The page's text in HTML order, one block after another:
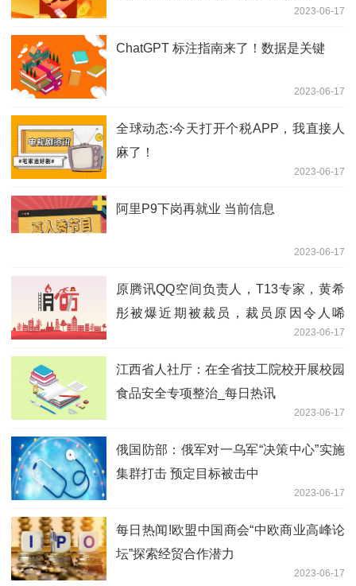
2023-06-17
ChatGPT 标注指南来了！数据是关键
2023-06-17
全球动态:今天打开个税APP，我直接人
麻了！
2023-06-17
阿里P9下岗再就业 当前信息
2023-06-17
原腾讯QQ空间负责人，T13专家，黄希
彤被爆近期被裁员，裁员原因令人唏
2023-06-17
江西省人社厅：在全省技工院校开展校园
食品安全专项整治_每日热讯
2023-06-17
俄国防部：俄军对一乌军“决策中心”实施
集群打击 预定目标被击中
2023-06-17
每日热闻!欧盟中国商会“中欧商业高峰论
坛”探索经贸合作潜力
2023-06-17